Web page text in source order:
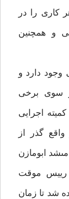
كارى را در
و همچنين
وجود دارد و
سوى برخى
اجرايى
گذر از
ابومازن
رييس موقت
شد تا زمان